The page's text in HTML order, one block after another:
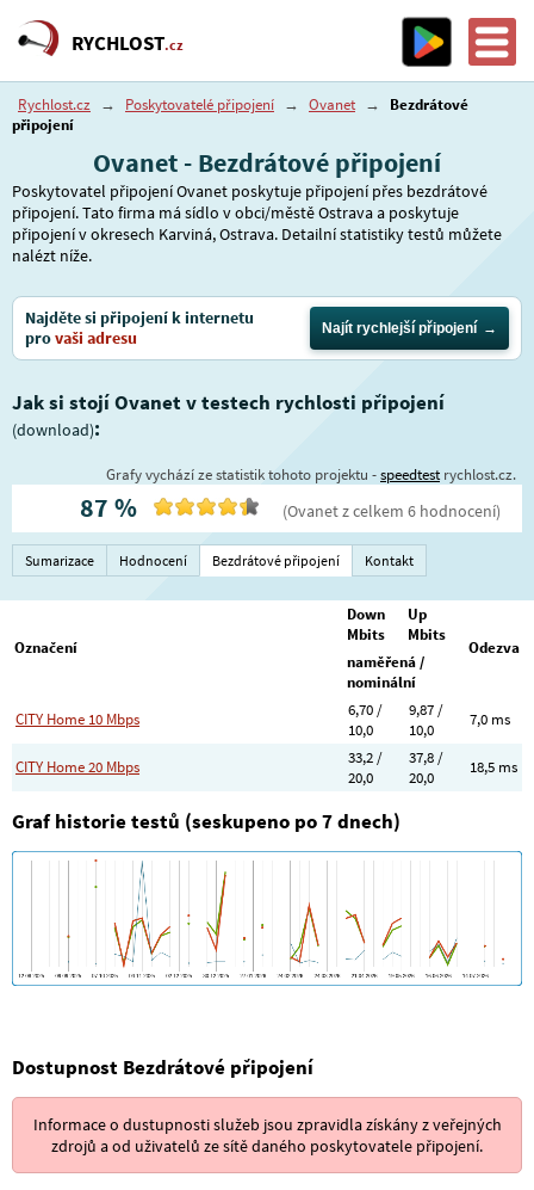
RYCHLOST.cz
Rychlost.cz → Poskytovatelé připojení → Ovanet →
Bezdrátové
připojení
Ovanet - Bezdrátové připojení
Poskytovatel připojení Ovanet poskytuje připojení přes bezdrátové
připojení. Tato firma má sídlo v obci/městě Ostrava a poskytuje
připojení v okresech Karviná, Ostrava. Detailní statistiky testů můžete
nalézt níže.
Najděte si připojení k internetu
provaši adresu Najít rychlejší připojení
Jak si stojí Ovanet v testech rychlosti připojení
(download):
Grafy vychází ze statistik tohoto projektu -speedtestrychlost.cz.
87 % (Ovanetz celkem 6 hodnocení)
Sumarizace Hodnocení Bezdrátové připojení Kontakt
Označení
Down
Mbits
Up
Mbits
Odezva
naměřená /
nominální
CITY Home 10 Mbps
6,70 /
10,0
9,87 /
10,0
7,0 ms
CITY Home 20 Mbps
33,2 /
20,0
37,8 /
20,0
18,5 ms
Graf historie testů (seskupeno po 7 dnech)
Dostupnost Bezdrátové připojení
Informace o dustupnosti služeb jsou zpravidla získány z veřejných
zdrojů a od uživatelů ze sítě daného poskytovatele připojení.